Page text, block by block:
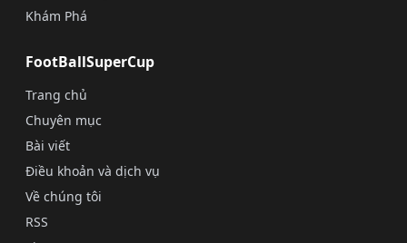
Khám Phá
FootBallSuperCup
Trang chủ
Chuyên mục
Bài viết
Điều khoản và dịch vụ
Về chúng tôi
RSS